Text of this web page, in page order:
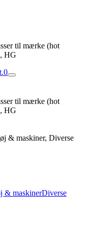
til mærke (hot
HG
0
til mærke (hot
HG
& maskiner, Diverse
& maskinerDiverse